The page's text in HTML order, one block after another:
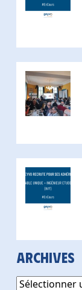
Archives
Archives